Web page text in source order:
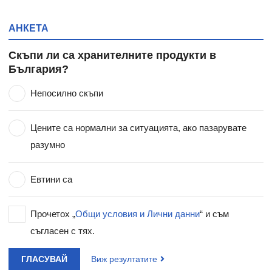
АНКЕТА
Скъпи ли са хранителните продукти в
България?
Непосилно скъпи
Цените са нормални за ситуацията, ако пазарувате
разумно
Евтини са
Прочетох „Общи условия и Лични данни“ и съм
съгласен с тях.
ГЛАСУВАЙ Виж резултатите